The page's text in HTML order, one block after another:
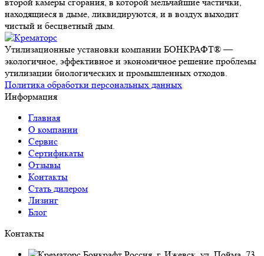
находящиеся в дыме, ликвидируются, и в воздух выходит
чистый и бесцветный дым.
Утилизационные установки компании БОНКРАФТ® —
экологичное, эффективное и экономичное решение проблемы
утилизации биологических и промышленных отходов.
Политика обработки персональных данных
Информация
Главная
О компании
Сервис
Сертификаты
Отзывы
Контакты
Стать дилером
Лизинг
Блог
Контакты